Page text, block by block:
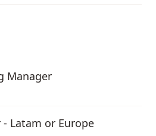
Manager
Latam or Europe